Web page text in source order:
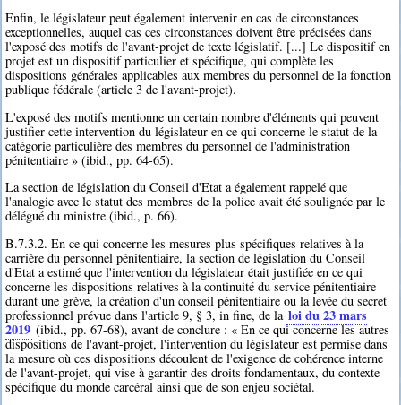
Enfin, le législateur peut également intervenir en cas de circonstances
exceptionnelles, auquel cas ces circonstances doivent être précisées dans
l'exposé des motifs de l'avant-projet de texte législatif. [...] Le dispositif en
projet est un dispositif particulier et spécifique, qui complète les
dispositions générales applicables aux membres du personnel de la fonction
publique fédérale (article 3 de l'avant-projet).
L'exposé des motifs mentionne un certain nombre d'éléments qui peuvent
justifier cette intervention du législateur en ce qui concerne le statut de la
catégorie particulière des membres du personnel de l'administration
pénitentiaire » (ibid., pp. 64-65).
La section de législation du Conseil d'Etat a également rappelé que
l'analogie avec le statut des membres de la police avait été soulignée par le
délégué du ministre (ibid., p. 66).
B.7.3.2. En ce qui concerne les mesures plus spécifiques relatives à la
carrière du personnel pénitentiaire, la section de législation du Conseil
d'Etat a estimé que l'intervention du législateur était justifiée en ce qui
concerne les dispositions relatives à la continuité du service pénitentiaire
durant une grève, la création d'un conseil pénitentiaire ou la levée du secret
professionnel prévue dans l'article 9, § 3, in fine, de la loi du 23 mars
2019 (ibid., pp. 67-68), avant de conclure : « En ce qui concerne les autres
dispositions de l'avant-projet, l'intervention du législateur est permise dans
la mesure où ces dispositions découlent de l'exigence de cohérence interne
de l'avant-projet, qui vise à garantir des droits fondamentaux, du contexte
spécifique du monde carcéral ainsi que de son enjeu sociétal.